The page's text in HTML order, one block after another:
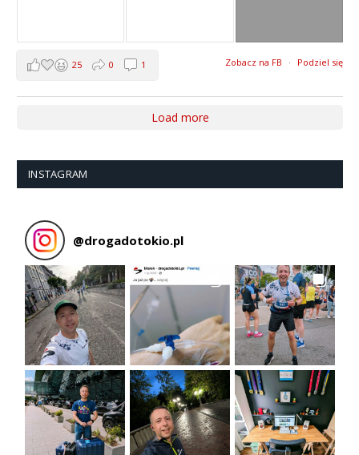
Zobacz na FB · Podziel się
25 0 1
Load more
INSTAGRAM
@drogadotokio.pl